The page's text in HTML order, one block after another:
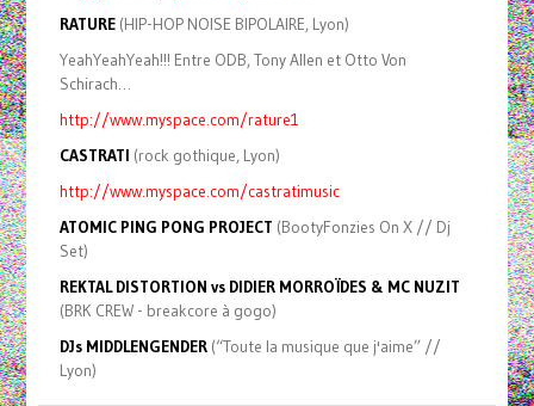
RATURE(HIP-HOP NOISE BIPOLAIRE, Lyon)
YeahYeahYeah!!! Entre ODB, Tony Allen et Otto Von
Schirach…
http://www.myspace.com/rature1
CASTRATI (rock gothique, Lyon)
http://www.myspace.com/castratimusic
ATOMIC PING PONG PROJECT (BootyFonzies On X // Dj
Set)
REKTAL DISTORTION vs DIDIER MORROÏDES & MC NUZIT
(BRK CREW - breakcore à gogo)
DJs MIDDLENGENDER(“Toute la musique que j'aime” //
Lyon)